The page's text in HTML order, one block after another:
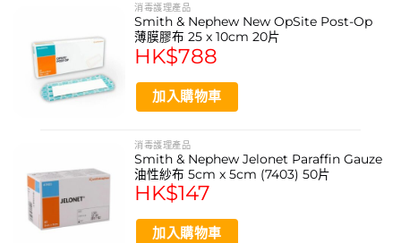
消毒護理產品
Smith & Nephew New OpSite Post-Op
薄膜膠布 25 x 10cm 20片
HK$788
加入購物車
消毒護理產品
Smith & Nephew Jelonet Paraffin Gauze
油性紗布 5cm x 5cm (7403) 50片
HK$147
加入購物車